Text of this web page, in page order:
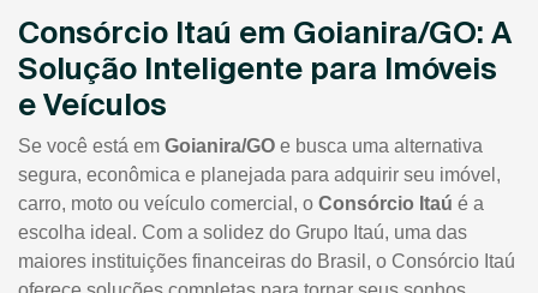
Consórcio Itaú em Goianira/GO: A
Solução Inteligente para Imóveis
e Veículos
Se você está em Goianira/GO e busca uma alternativa
segura, econômica e planejada para adquirir seu imóvel,
carro, moto ou veículo comercial, o Consórcio Itaú é a
escolha ideal. Com a solidez do Grupo Itaú, uma das
maiores instituições financeiras do Brasil, o Consórcio Itaú